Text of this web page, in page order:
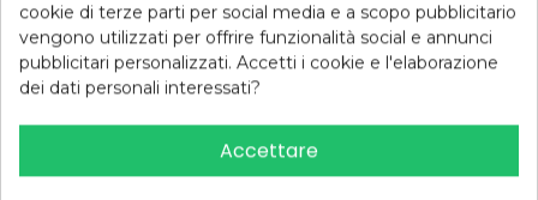
KORFF Essential Pure
KORFF Essential Struccante
cookie di terze parti per social media e a scopo pubblicitario
vengono utilizzati per offrire funzionalità social e annunci
pubblicitari personalizzati. Accetti i cookie e l'elaborazione
dei dati personali interessati?
Accettare